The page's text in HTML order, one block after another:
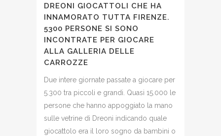
DREONI GIOCATTOLI CHE HA
INNAMORATO TUTTA FIRENZE.
5300 PERSONE SI SONO
INCONTRATE PER GIOCARE
ALLA GALLERIA DELLE
CARROZZE
Due intere giornate passate a giocare per
5.300 tra piccoli e grandi. Quasi 15.000 le
persone che hanno appoggiato la mano
sulle vetrine di Dreoni indicando quale
giocattolo era il loro sogno da bambini o